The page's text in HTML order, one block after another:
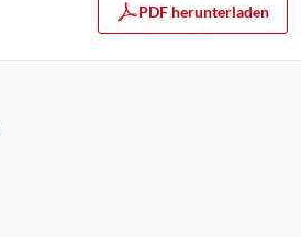
PDF herunterladen